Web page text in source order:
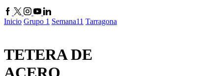
Facebook
Twitter
Instagram
YoutubeLinkedin
Inicio Grupo 1 Semana11 Tarragona
TETERA DE
ACERO